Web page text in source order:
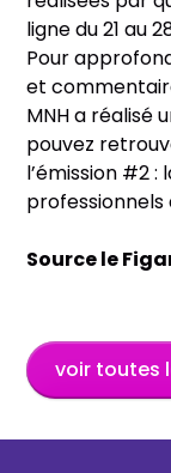
ligne du 21 au
Pour
et
MNH a réalisé
pouvez
l’émission #2
professionnels
Source le
voir toutes